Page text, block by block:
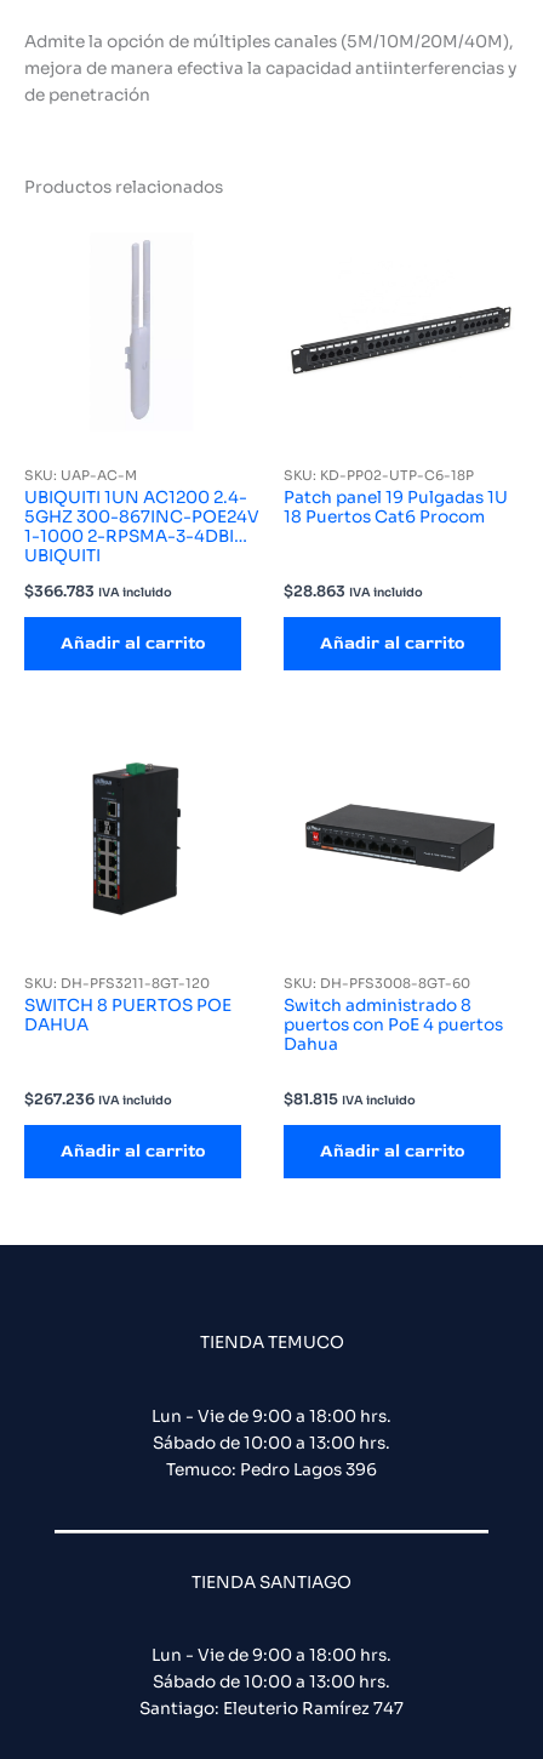
Admite la opción de múltiples canales (5M/10M/20M/40M),
mejora de manera efectiva la capacidad antiinterferencias y
de penetración
Productos relacionados
SKU: UAP-AC-M
UBIQUITI 1UN AC1200 2.4-
5GHZ 300-867INC-POE24V
1-1000 2-RPSMA-3-4DBI
UBIQUITI
$366.783 IVA incluido
Añadir al carrito
SKU: KD-PP02-UTP-C6-18P
Patch panel 19 Pulgadas 1U
18 Puertos Cat6 Procom
$28.863 IVA incluido
Añadir al carrito
SKU: DH-PFS3211-8GT-120
SWITCH 8 PUERTOS POE
DAHUA
$267.236 IVA incluido
Añadir al carrito
SKU: DH-PFS3008-8GT-60
Switch administrado 8
puertos con PoE 4 puertos
Dahua
$81.815 IVA incluido
Añadir al carrito
TIENDA TEMUCO
Lun - Vie de 9:00 a 18:00 hrs.
Sábado de 10:00 a 13:00 hrs.
Temuco: Pedro Lagos 396
TIENDA SANTIAGO
Lun - Vie de 9:00 a 18:00 hrs.
Sábado de 10:00 a 13:00 hrs.
Santiago: Eleuterio Ramírez 747​